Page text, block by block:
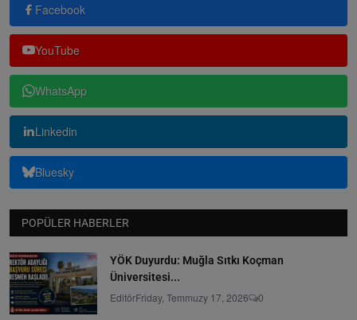
Facebook
YouTube
WhatsApp
Linkedin
Bluesky
POPÜLER HABERLER
YÖK Duyurdu: Muğla Sıtkı Koçman
Üniversitesi...
EditörFriday, Temmuzy 17, 2026 0